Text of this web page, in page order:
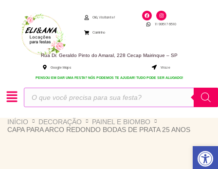
Abrir
conteúdo
Olá, Visitante!
Carrinho
F
a
c
e
I
n
s
t
11 99517 6510
Rua Dr. Geraldo Pinto do Amaral, 228 Cecap Mairinque – SP
Google Maps Waze
PENSOU EM DAR UMA FESTA? NÓS PODEMOS TE AJUDAR! TUDO PODE SER ALUGADO!
produtos
INÍCIO DECORAÇÃO
PAINEL E BIOMBO
CAPA PARA ARCO REDONDO BODAS DE PRATA 25 ANOS